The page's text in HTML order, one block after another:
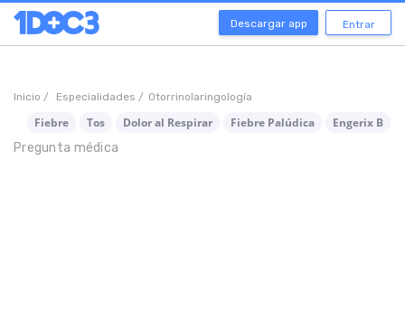
Descargar app Entrar
Inicio / Especialidades / Otorrinolaringología
Fiebre Tos Dolor al Respirar Fiebre Palúdica Engerix B
Pregunta médica